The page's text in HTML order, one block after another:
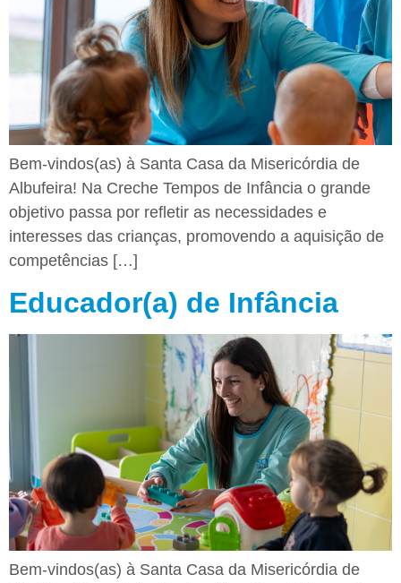
Bem-vindos(as) à Santa Casa da Misericórdia de
Albufeira! Na Creche Tempos de Infância o grande
objetivo passa por refletir as necessidades e
interesses das crianças, promovendo a aquisição de
competências […]
Educador(a) de Infância
Bem-vindos(as) à Santa Casa da Misericórdia de